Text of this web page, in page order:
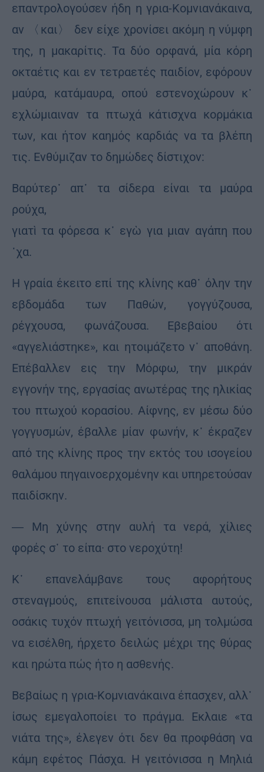
επαντρολογούσεν ήδη η γρια-Κομνιανάκαινα,
αν 〈και〉 δεν είχε χρονίσει ακόμη η νύμφη
της, η μακαρίτις. Τα δύο ορφανά, μία κόρη
οκταέτις και εν τετραετές παιδίον, εφόρουν
μαύρα, κατάμαυρα, οπού εστενοχώρουν κ᾽
εχλώμιαιναν τα πτωχά κάτισχνα κορμάκια
των, και ήτον καημός καρδιάς να τα βλέπη
τις. Ενθύμιζαν το δημώδες δίστιχον:
Βαρύτερ᾽ απ᾽ τα σίδερα είναι τα μαύρα
ρούχα,
γιατὶ τα φόρεσα κ᾽ εγὼ για μιαν αγάπη που
᾽χα.
Η γραία έκειτο επί της κλίνης καθ᾽ όλην την
εβδομάδα των Παθών, γογγύζουσα,
ρέγχουσα, φωνάζουσα. Εβεβαίου ότι
«αγγελιάστηκε», και ητοιμάζετο ν᾽ αποθάνη.
Επέβαλλεν εις την Μόρφω, την μικράν
εγγονήν της, εργασίας ανωτέρας της ηλικίας
του πτωχού κορασίου. Αίφνης, εν μέσω δύο
γογγυσμών, έβαλλε μίαν φωνήν, κ᾽ έκραζεν
από της κλίνης προς την εκτός του ισογείου
θαλάμου πηγαινοερχομένην και υπηρετούσαν
παιδίσκην.
― Μη χύνης στην αυλή τα νερά, χίλιες
φορές σ᾽ το είπα· στο νεροχύτη!
Κ᾽ επανελάμβανε τους αφορήτους
στεναγμούς, επιτείνουσα μάλιστα αυτούς,
οσάκις τυχόν πτωχή γειτόνισσα, μη τολμώσα
να εισέλθη, ήρχετο δειλώς μέχρι της θύρας
και ηρώτα πώς ήτο η ασθενής.
Βεβαίως η γρια-Κομνιανάκαινα έπασχεν, αλλ᾽
ίσως εμεγαλοποίει το πράγμα. Εκλαιε «τα
νιάτα της», έλεγεν ότι δεν θα προφθάση να
κάμη εφέτος Πάσχα. Η γειτόνισσα η Μηλιά